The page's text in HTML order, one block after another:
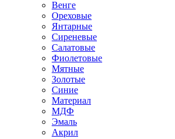
Венге
Ореховые
Янтарные
Сиреневые
Салатовые
Фиолетовые
Мятные
Золотые
Синие
Материал
МДФ
Эмаль
Акрил